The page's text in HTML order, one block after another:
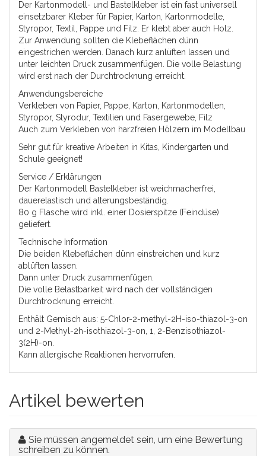
Der Kartonmodell- und Bastelkleber ist ein fast universell
einsetzbarer Kleber für Papier, Karton, Kartonmodelle,
Styropor, Textil, Pappe und Filz. Er klebt aber auch Holz.
Zur Anwendung sollten die Klebeflächen dünn
eingestrichen werden. Danach kurz anlüften lassen und
unter leichten Druck zusammenfügen. Die volle Belastung
wird erst nach der Durchtrocknung erreicht.
Anwendungsbereiche
Verkleben von Papier, Pappe, Karton, Kartonmodellen,
Styropor, Styrodur, Textilien und Fasergewebe, Filz
Auch zum Verkleben von harzfreien Hölzern im Modellbau
Sehr gut für kreative Arbeiten in Kitas, Kindergarten und
Schule geeignet!
Service / Erklärungen
Der Kartonmodell Bastelkleber ist weichmacherfrei,
dauerelastisch und alterungsbeständig.
80 g Flasche wird inkl. einer Dosierspitze (Feindüse)
geliefert.
Technische Information
Die beiden Klebeflächen dünn einstreichen und kurz
ablüften lassen.
Dann unter Druck zusammenfügen.
Die volle Belastbarkeit wird nach der vollständigen
Durchtrocknung erreicht.
Enthält Gemisch aus: 5-Chlor-2-methyl-2H-iso-thiazol-3-on
und 2-Methyl-2h-isothiazol-3-on, 1, 2-Benzisothiazol-
3(2H)-on.
Kann allergische Reaktionen hervorrufen.
Artikel bewerten
Sie müssen angemeldet sein, um eine Bewertung
schreiben zu können.